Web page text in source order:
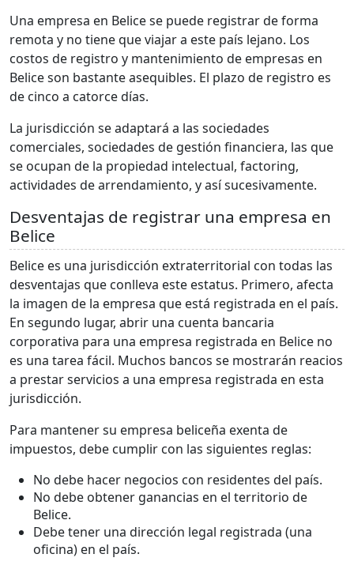
Una empresa en Belice se puede registrar de forma
remota y no tiene que viajar a este país lejano. Los
costos de registro y mantenimiento de empresas en
Belice son bastante asequibles. El plazo de registro es
de cinco a catorce días.
La jurisdicción se adaptará a las sociedades
comerciales, sociedades de gestión financiera, las que
se ocupan de la propiedad intelectual, factoring,
actividades de arrendamiento, y así sucesivamente.
Desventajas de registrar una empresa en
Belice
Belice es una jurisdicción extraterritorial con todas las
desventajas que conlleva este estatus. Primero, afecta
la imagen de la empresa que está registrada en el país.
En segundo lugar, abrir una cuenta bancaria
corporativa para una empresa registrada en Belice no
es una tarea fácil. Muchos bancos se mostrarán reacios
a prestar servicios a una empresa registrada en esta
jurisdicción.
Para mantener su empresa beliceña exenta de
impuestos, debe cumplir con las siguientes reglas:
No debe hacer negocios con residentes del país.
No debe obtener ganancias en el territorio de
Belice.
Debe tener una dirección legal registrada (una
oficina) en el país.